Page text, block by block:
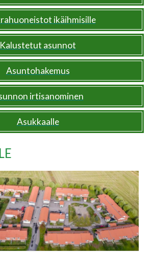
ikäihmisille
Kalustetut asunnot
Asuntohakemus
irtisanominen
Asukkaalle